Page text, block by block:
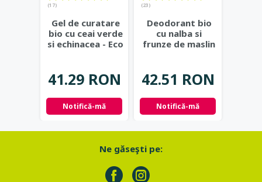
(17)
Gel de curatare
bio cu ceai verde
si echinacea - Eco
41.29 RON
Notifică-mă
(23)
Deodorant bio
cu nalba si
frunze de maslin
42.51 RON
Notifică-mă
Ne găseşti pe: